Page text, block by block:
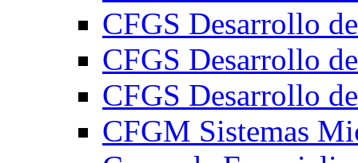
CFGS Desarrollo
CFGS Desarrollo
CFGS Desarrollo
CFGM Sistemas